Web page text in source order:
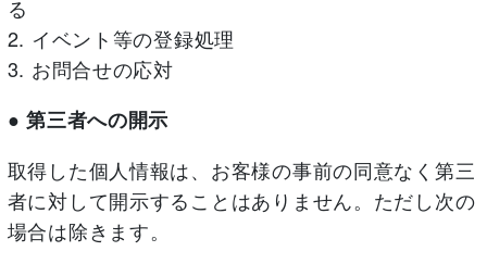
る
2. イベント等の登録処理
3. お問合せの応対
● 第三者への開示
取得した個人情報は、お客様の事前の同意なく第三
者に対して開示することはありません。ただし次の
場合は除きます。